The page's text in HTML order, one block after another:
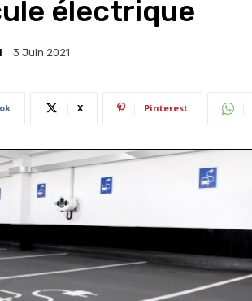
électrique
3 Juin 2021
X Pinterest